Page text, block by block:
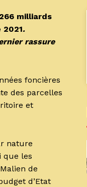
milliards
2021.
rassure
foncières
des parcelles
et
nature
que les
de
d’Etat